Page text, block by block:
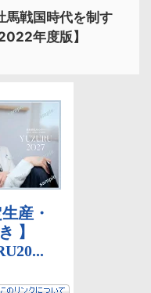
馬戦国時代を制す
年度版】